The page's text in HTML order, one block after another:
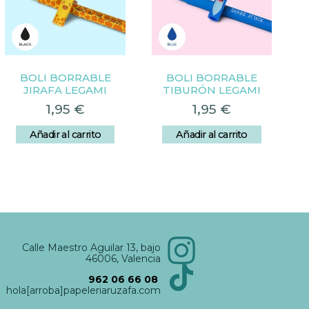
BOLI BORRABLE
JIRAFA LEGAMI
1,95 €
Añadir al carrito
BOLI BORRABLE
TIBURÓN LEGAMI
1,95 €
Añadir al carrito
Calle Maestro Aguilar 13, bajo
46006, Valencia
962 06 66 08
hola[arroba]papeleriaruzafa.com